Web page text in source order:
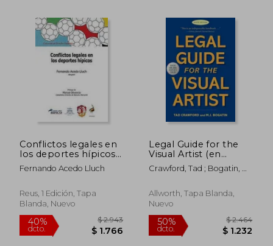
Conflictos legales en
los deportes hípicos:
Preguntas y
respuestas (Derecho
Fernando Acedo Lluch
Reus, 1 Edición, Tapa
Blanda, Nuevo
Legal Guide for the
Visual Artist (en
Inglés)
Crawford, Tad ; Bogatin, M.
Allworth, Tapa Blanda,
Nuevo